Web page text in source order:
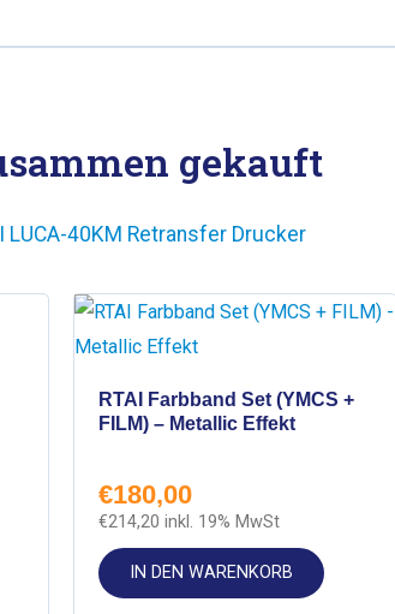
gekauft
LUCA-40KM Retransfer Drucker
RTAI Farbband Set (YMCS +
FILM) – Metallic Effekt
€180,00
€214,20 inkl. 19% MwSt
IN DEN WARENKORB